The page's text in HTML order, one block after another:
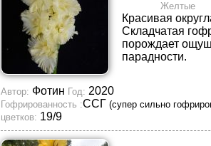
Желтые
Красивая
Складчатая
порождает
парадности.
Автор: Фотин Год: 2020
Гофрированность :ССГ (супер сильно
цветков: 19/9